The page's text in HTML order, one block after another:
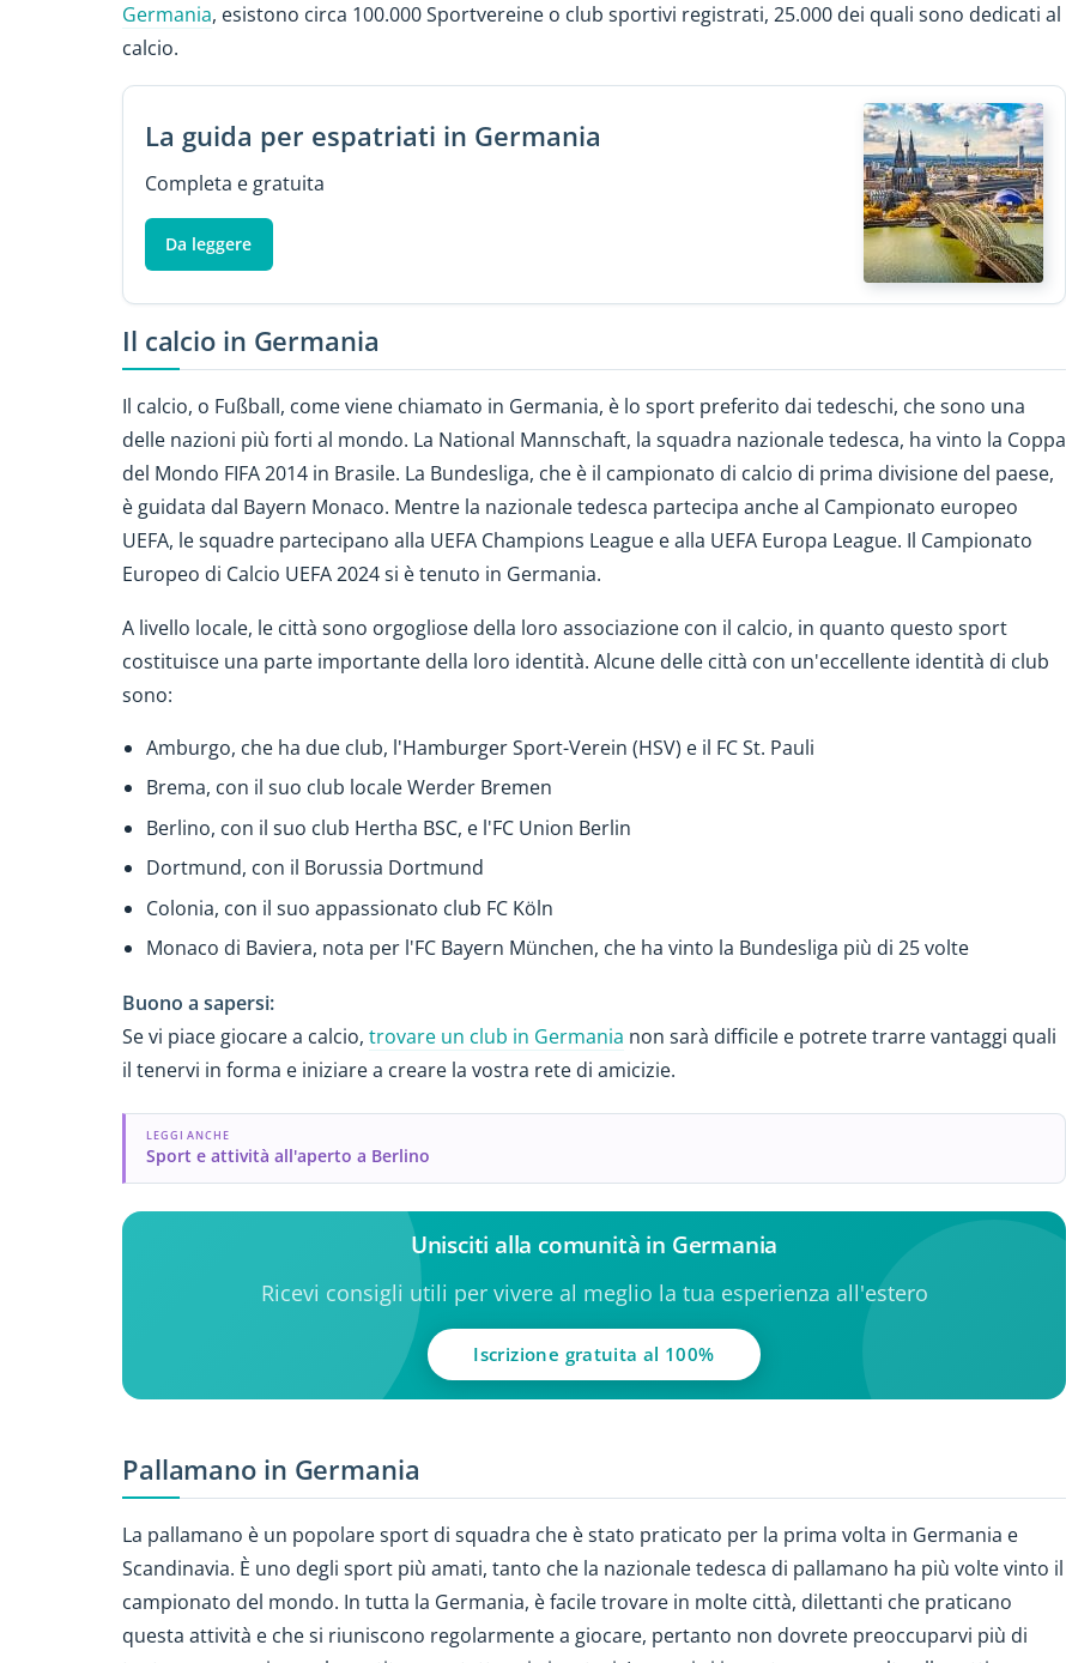
Germania, esistono circa 100.000 Sportvereine o club sportivi registrati, 25.000 dei quali sono dedicati al
calcio.
La guida per espatriati in Germania
Completa e gratuita
Da leggere
Il calcio in Germania
Il calcio, o Fußball, come viene chiamato in Germania, è lo sport preferito dai tedeschi, che sono una
delle nazioni più forti al mondo. La National Mannschaft, la squadra nazionale tedesca, ha vinto la Coppa
del Mondo FIFA 2014 in Brasile. La Bundesliga, che è il campionato di calcio di prima divisione del paese,
è guidata dal Bayern Monaco. Mentre la nazionale tedesca partecipa anche al Campionato europeo
UEFA, le squadre partecipano alla UEFA Champions League e alla UEFA Europa League. Il Campionato
Europeo di Calcio UEFA 2024 si è tenuto in Germania.
A livello locale, le città sono orgogliose della loro associazione con il calcio, in quanto questo sport
costituisce una parte importante della loro identità. Alcune delle città con un'eccellente identità di club
sono:
Amburgo, che ha due club, l'Hamburger Sport-Verein (HSV) e il FC St. Pauli
Brema, con il suo club locale Werder Bremen
Berlino, con il suo club Hertha BSC, e l'FC Union Berlin
Dortmund, con il Borussia Dortmund
Colonia, con il suo appassionato club FC Köln
Monaco di Baviera, nota per l'FC Bayern München, che ha vinto la Bundesliga più di 25 volte
Buono a sapersi:
Se vi piace giocare a calcio, trovare un club in Germania non sarà difficile e potrete trarre vantaggi quali
il tenervi in forma e iniziare a creare la vostra rete di amicizie.
LEGGI ANCHE
Sport e attività all'aperto a Berlino
Unisciti alla comunità in Germania
Ricevi consigli utili per vivere al meglio la tua esperienza all'estero
Iscrizione gratuita al 100%
Pallamano in Germania
La pallamano è un popolare sport di squadra che è stato praticato per la prima volta in Germania e
Scandinavia. È uno degli sport più amati, tanto che la nazionale tedesca di pallamano ha più volte vinto il
campionato del mondo. In tutta la Germania, è facile trovare in molte città, dilettanti che praticano
questa attività e che si riuniscono regolarmente a giocare, pertanto non dovrete preoccuparvi più di